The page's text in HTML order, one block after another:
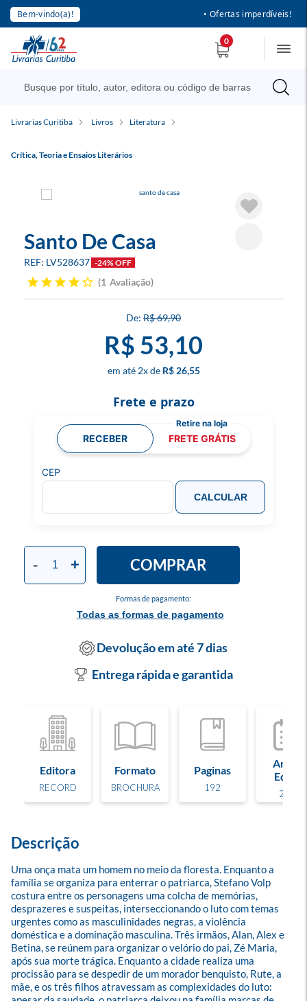
Bem-vindo(a)! • Ofertas imperdíveis!
0
Livrarias Curitiba Livros Literatura
Crítica, Teoria e Ensaios Literários
Santo De Casa
LV528637 -24% OFF
1 Avaliação
R$ 69,90
R$ 53,10
2x R$ 26,55
Formas de pagamento:
Todas as formas de pagamento
- + COMPRAR
Frete e prazo
RECEBER FRETE GRÁTIS
CEP
CALCULAR
Devolução em até 7 dias
Entrega rápida e garantida
Editora
RECORD
Formato
BROCHURA
Paginas
192
Ano de
Edição
2025
Descrição
Uma onça mata um homem no meio da floresta. Enquanto a
família se organiza para enterrar o patriarca, Stefano Volp
costura entre os personagens uma colcha de memórias,
desprazeres e suspeitas, interseccionando o luto com temas
urgentes como as masculinidades negras, a violência
doméstica e a dominação masculina. Três irmãos, Alan, Alex e
Betina, se reúnem para organizar o velório do pai, Zé Maria,
após sua morte trágica. Enquanto a cidade realiza uma
procissão para se despedir de um morador benquisto, Rute, a
mãe, e os três filhos atravessam as complexidades do luto: